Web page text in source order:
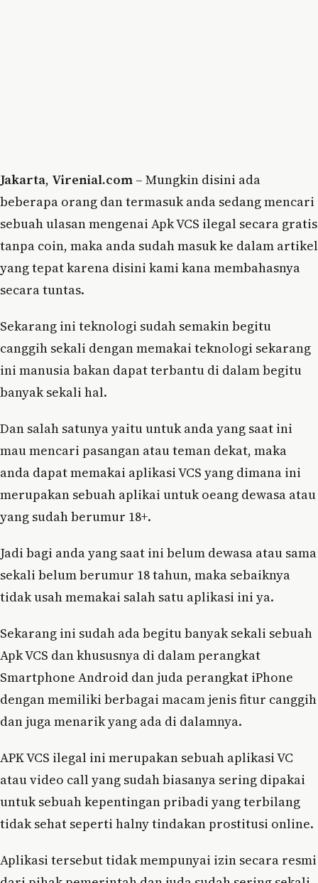
Jakarta, Virenial.com – Mungkin disini ada
beberapa orang dan termasuk anda sedang mencari
sebuah ulasan mengenai Apk VCS ilegal secara gratis
tanpa coin, maka anda sudah masuk ke dalam artikel
yang tepat karena disini kami kana membahasnya
secara tuntas.
Sekarang ini teknologi sudah semakin begitu
canggih sekali dengan memakai teknologi sekarang
ini manusia bakan dapat terbantu di dalam begitu
banyak sekali hal.
Dan salah satunya yaitu untuk anda yang saat ini
mau mencari pasangan atau teman dekat, maka
anda dapat memakai aplikasi VCS yang dimana ini
merupakan sebuah aplikai untuk oeang dewasa atau
yang sudah berumur 18+.
Jadi bagi anda yang saat ini belum dewasa atau sama
sekali belum berumur 18 tahun, maka sebaiknya
tidak usah memakai salah satu aplikasi ini ya.
Sekarang ini sudah ada begitu banyak sekali sebuah
Apk VCS dan khususnya di dalam perangkat
Smartphone Android dan juda perangkat iPhone
dengan memiliki berbagai macam jenis fitur canggih
dan juga menarik yang ada di dalamnya.
APK VCS ilegal ini merupakan sebuah aplikasi VC
atau video call yang sudah biasanya sering dipakai
untuk sebuah kepentingan pribadi yang terbilang
tidak sehat seperti halny tindakan prostitusi online.
Aplikasi tersebut tidak mempunyai izin secara resmi